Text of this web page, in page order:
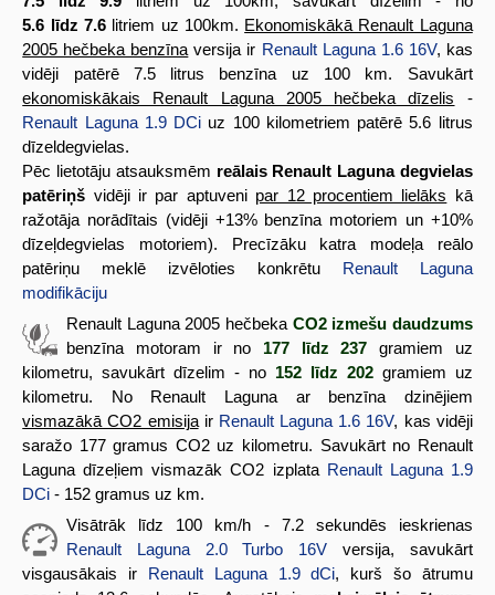
5.6 līdz 7.6litriem uz 100km. Ekonomiskākā Renault Laguna
2005 hečbeka benzīna versija ir Renault Laguna 1.6 16V, kas
vidēji patērē 7.5 litrus benzīna uz 100 km. Savukārt
ekonomiskākais Renault Laguna 2005 hečbeka dīzelis -
Renault Laguna 1.9 DCi uz 100 kilometriem patērē 5.6 litrus
dīzeldegvielas.
Pēc lietotāju atsauksmēm reālais Renault Laguna degvielas
patēriņš vidēji ir par aptuveni par 12 procentiem lielāks kā
ražotāja norādītais (vidēji +13% benzīna motoriem un +10%
dīzeļdegvielas motoriem). Precīzāku katra modeļa reālo
patēriņu meklē izvēloties konkrētu Renault Laguna
modifikāciju
Renault Laguna 2005 hečbeka CO2 izmešu daudzums
benzīna motoram ir no 177 līdz 237 gramiem uz
kilometru, savukārt dīzelim - no 152 līdz 202gramiem uz
kilometru. No Renault Laguna ar benzīna dzinējiem
vismazākā CO2 emisijair Renault Laguna 1.6 16V, kas vidēji
saražo 177 gramus CO2 uz kilometru. Savukārt no Renault
Laguna dīzeļiem vismazāk CO2 izplata Renault Laguna 1.9
DCi - 152 gramus uz km.
Visātrāk līdz 100 km/h - 7.2 sekundēs ieskrienas
Renault Laguna 2.0 Turbo 16V versija, savukārt
visgausākais ir Renault Laguna 1.9 dCi, kurš šo ātrumu